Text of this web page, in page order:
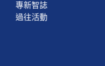
專新智誌
過往活動